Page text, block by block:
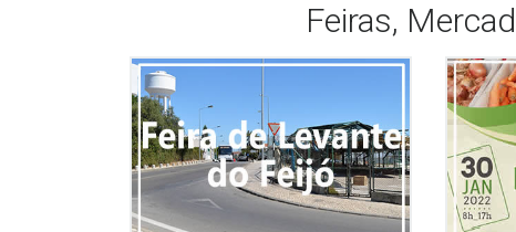
Feiras,